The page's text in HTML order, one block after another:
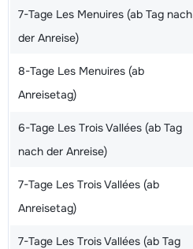
7-Tage Les Menuires (ab Tag nach
der Anreise)
8-Tage Les Menuires (ab
Anreisetag)
6-Tage Les Trois Vallées (ab Tag
nach der Anreise)
7-Tage Les Trois Vallées (ab
Anreisetag)
7-Tage Les Trois Vallées (ab Tag